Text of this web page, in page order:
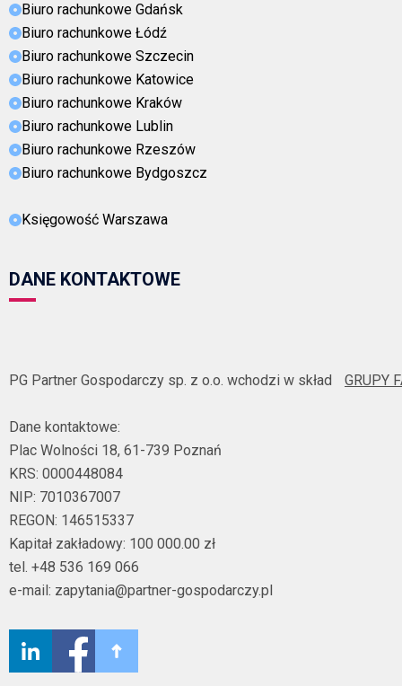
Biuro rachunkowe Gdańsk
Biuro rachunkowe Łódź
Biuro rachunkowe Szczecin
Biuro rachunkowe Katowice
Biuro rachunkowe Kraków
Biuro rachunkowe Lublin
Biuro rachunkowe Rzeszów
Biuro rachunkowe Bydgoszcz
Księgowość Warszawa
DANE KONTAKTOWE
PG Partner Gospodarczy sp. z o.o. wchodzi w skład GRUPY
Dane kontaktowe:
Plac Wolności 18, 61-739 Poznań
KRS: 0000448084
NIP: 7010367007
REGON: 146515337
Kapitał zakładowy: 100 000.00 zł
tel. +48 536 169 066
e-mail: zapytania@partner-gospodarczy.pl